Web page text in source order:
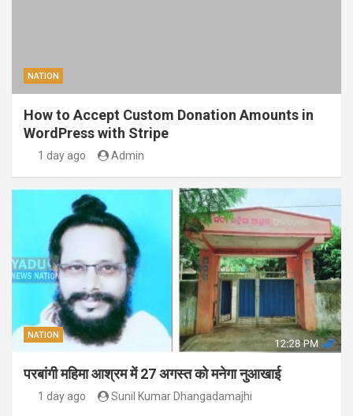
NATION
How to Accept Custom Donation Amounts in
WordPress with Stripe
1 day ago Admin
NATION
परबांगी महिमा आश्रम में 27 अगस्त को मनेगा नुआखाई
1 day ago Sunil Kumar Dhangadamajhi